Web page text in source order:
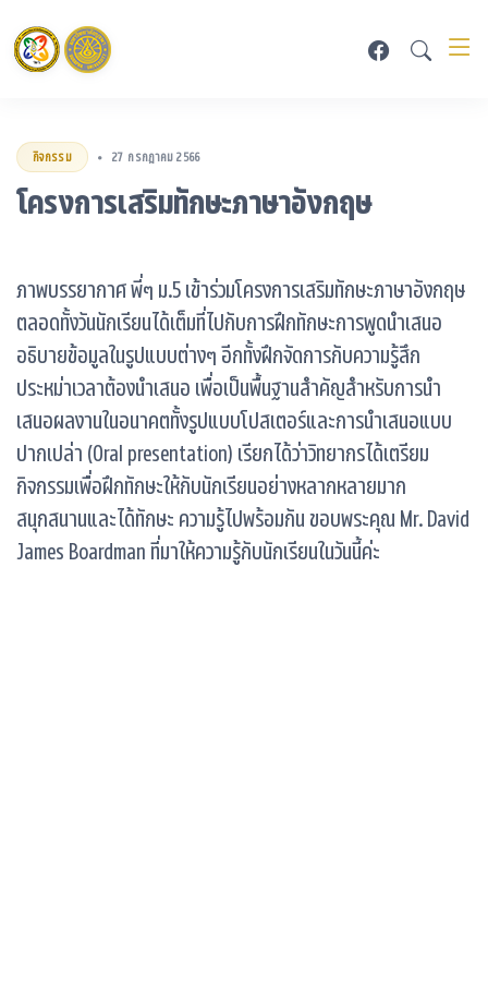
กิจกรรม • 27 กรกฎาคม 2566
โครงการเสริมทักษะภาษาอังกฤษ
ภาพบรรยากาศ พี่ๆ ม.5 เข้าร่วมโครงการเสริมทักษะภาษาอังกฤษ
ตลอดทั้งวันนักเรียนได้เต็มที่ไปกับการฝึกทักษะการพูดนำเสนอ
อธิบายข้อมูลในรูปแบบต่างๆ อีกทั้งฝึกจัดการกับความรู้สึก
ประหม่าเวลาต้องนำเสนอ เพื่อเป็นพื้นฐานสำคัญสำหรับการนำ
เสนอผลงานในอนาคตทั้งรูปแบบโปสเตอร์และการนำเสนอแบบ
ปากเปล่า (Oral presentation) เรียกได้ว่าวิทยากรได้เตรียม
กิจกรรมเพื่อฝึกทักษะให้กับนักเรียนอย่างหลากหลายมาก
สนุกสนานและได้ทักษะ ความรู้ไปพร้อมกัน ขอบพระคุณ Mr. David
James Boardman ที่มาให้ความรู้กับนักเรียนในวันนี้ค่ะ